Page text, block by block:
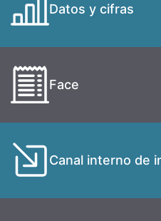
Datos y cifras
Face
Canal interno de